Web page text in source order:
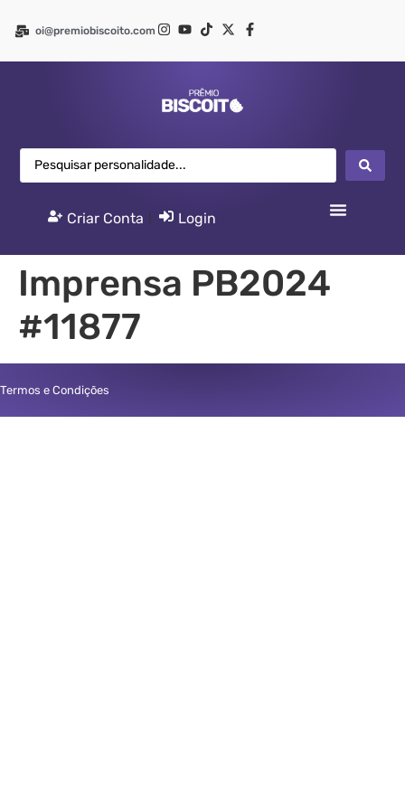
oi@premiobiscoito.com
Criar Conta Login
Imprensa PB2024
#11877
Termos e Condições